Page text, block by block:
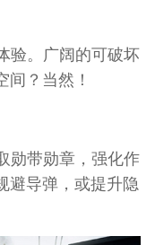
验。广阔的可破坏
？当然！
勋带勋章，强化作
避导弹，或提升隐